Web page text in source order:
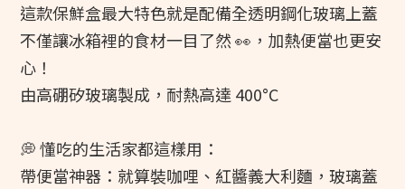
這款保鮮盒最大特色就是配備全透明鋼化玻璃上蓋
不僅讓冰箱裡的食材一目了然 👀，加熱便當也更安
心！
由高硼矽玻璃製成，耐熱高達 400°C
💭 懂吃的生活家都這樣用：
帶便當神器：就算裝咖哩、紅醬義大利麵，玻璃蓋